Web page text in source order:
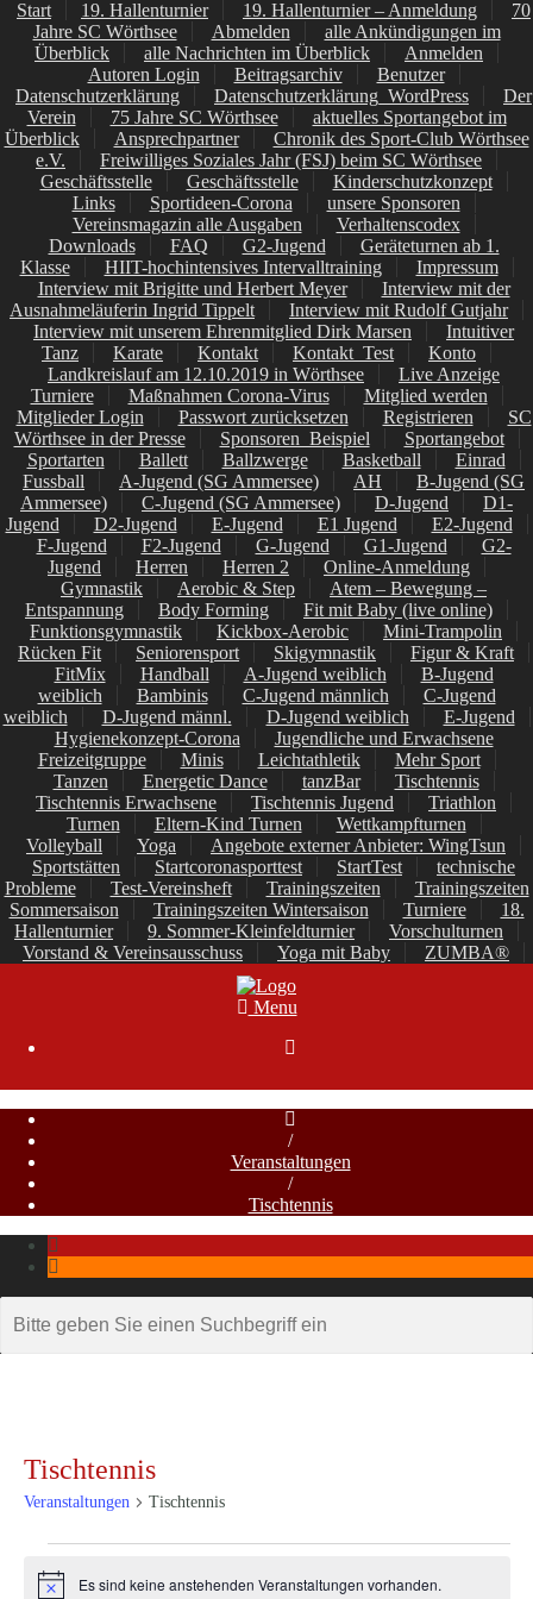
Start 19. Hallenturnier 19. Hallenturnier – Anmeldung
70
Jahre SC Wörthsee
Abmelden
alle Ankündigungen im
Überblick
alle Nachrichten im Überblick
Anmelden
Autoren Login
Beitragsarchiv
Benutzer
Datenschutzerklärung
Datenschutzerklärung_WordPress
Der
Verein
75 Jahre SC Wörthsee
aktuelles Sportangebot im
Überblick
Ansprechpartner
Chronik des Sport-Club Wörthsee
e.V.
Freiwilliges Soziales Jahr (FSJ) beim SC Wörthsee
Geschäftsstelle
Geschäftsstelle
Kinderschutzkonzept
Links
Sportideen-Corona
unsere Sponsoren
Vereinsmagazin alle Ausgaben
Verhaltenscodex
Downloads
FAQ G2-Jugend
Geräteturnen ab 1.
Klasse
HIIT-hochintensives Intervalltraining
Impressum
Interview mit Brigitte und Herbert Meyer
Interview mit der
Ausnahmeläuferin Ingrid Tippelt
Interview mit Rudolf Gutjahr
Interview mit unserem Ehrenmitglied Dirk Marsen
Intuitiver
Tanz
Karate Kontakt Kontakt_Test
Konto
Landkreislauf am 12.10.2019 in Wörthsee
Live Anzeige
Turniere
Maßnahmen Corona-Virus
Mitglied werden
Mitglieder Login
Passwort zurücksetzen Registrieren
SC
Wörthsee in der Presse
Sponsoren_Beispiel
Sportangebot
Sportarten
Ballett Ballzwerge Basketball
Einrad
Fussball
A-Jugend (SG Ammersee) AH
B-Jugend (SG
Ammersee)
C-Jugend (SG Ammersee) D-Jugend
D1-
Jugend
D2-Jugend E-Jugend E1 Jugend
E2-Jugend
F-Jugend
F2-Jugend G-Jugend G1-Jugend
G2-
Jugend
Herren Herren 2
Online-Anmeldung
Gymnastik
Aerobic & Step
Atem – Bewegung –
Entspannung
Body Forming
Fit mit Baby (live online)
Funktionsgymnastik
Kickbox-Aerobic
Mini-Trampolin
Rücken Fit
Seniorensport Skigymnastik
Figur & Kraft
FitMix
Handball A-Jugend weiblich
B-Jugend
weiblich
Bambinis C-Jugend männlich
C-Jugend
weiblich
D-Jugend männl. D-Jugend weiblich
E-Jugend
Hygienekonzept-Corona
Jugendliche und Erwachsene
Freizeitgruppe
Minis Leichtathletik
Mehr Sport
Tanzen
Energetic Dance tanzBar
Tischtennis
Tischtennis Erwachsene
Tischtennis Jugend
Triathlon
Turnen
Eltern-Kind Turnen
Wettkampfturnen
Volleyball
Yoga
Angebote externer Anbieter: WingTsun
Sportstätten
Startcoronasporttest StartTest
technische
Probleme
Test-Vereinsheft Trainingszeiten
Trainingszeiten
Sommersaison
Trainingszeiten Wintersaison Turniere
18.
Hallenturnier
9. Sommer-Kleinfeldturnier
Vorschulturnen
Vorstand & Vereinsausschuss
Yoga mit Baby ZUMBA®
Menu

/
Veranstaltungen
/
Tischtennis
Tischtennis
Veranstaltungen Tischtennis
Veranstaltungen
HinweisEs sind keine anstehenden Veranstaltungen vorhanden.